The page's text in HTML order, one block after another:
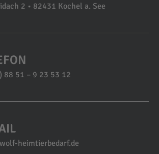
2 • 82431 Kochel a. See
88 51 – 9 23 53 12
heimtierbedarf.de